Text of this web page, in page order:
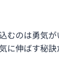
むのは勇気
に伸ばす秘訣